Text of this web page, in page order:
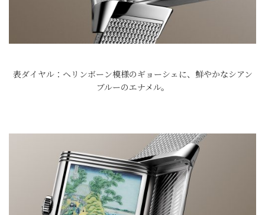
表ダイヤル：ヘリンボーン模様のギョーシェに、鮮やかなシアン
ブルーのエナメル。